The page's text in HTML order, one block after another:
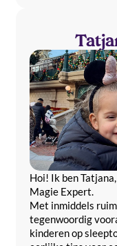
Plan een gratis
Jullie reis naar
persoonlijk
Hoi! Ik ben
Magie Expert.
​Met inmiddels
tegenwoordig
kinderen op